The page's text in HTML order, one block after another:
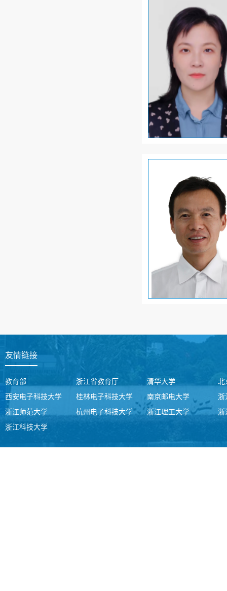
友情链接
教育部 浙江省教育厅 清华大学
北
西安电子科技大学
桂林电子科技大学 南京邮电大学
浙
浙江师范大学
杭州电子科技大学 浙江理工大学
浙
浙江科技大学